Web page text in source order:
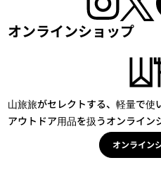
オンラインショップ
山旅旅がセレクトする、軽量で使
アウトドア用品を扱うオンライン
オンライン